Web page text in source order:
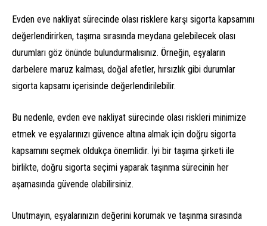
Evden eve nakliyat sürecinde olası risklere karşı sigorta kapsamını
değerlendirirken, taşıma sırasında meydana gelebilecek olası
durumları göz önünde bulundurmalısınız. Örneğin, eşyaların
darbelere maruz kalması, doğal afetler, hırsızlık gibi durumlar
sigorta kapsamı içerisinde değerlendirilebilir.
Bu nedenle, evden eve nakliyat sürecinde olası riskleri minimize
etmek ve eşyalarınızı güvence altına almak için doğru sigorta
kapsamını seçmek oldukça önemlidir. İyi bir taşıma şirketi ile
birlikte, doğru sigorta seçimi yaparak taşınma sürecinin her
aşamasında güvende olabilirsiniz.
Unutmayın, eşyalarınızın değerini korumak ve taşınma sırasında